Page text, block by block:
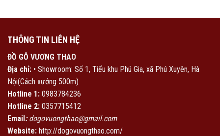
THÔNG TIN LIÊN HỆ
ĐỒ GỖ VƯƠNG THAO
Địa chỉ: • Showroom: Số 1, Tiểu khu Phú Gia, xã Phú Xuyên, Hà
Nội(Cách xưởng 500m)
Hotline 1: 0983784236
Hotline 2: 0357715412
Email:dogovuongthao@gmail.com
Website: http://dogovuongthao.com/